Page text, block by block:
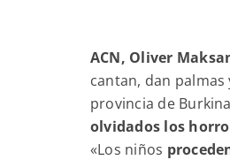
ACN, Oliver
cantan, dan palmas
provincia de
olvidados los
«Los niños